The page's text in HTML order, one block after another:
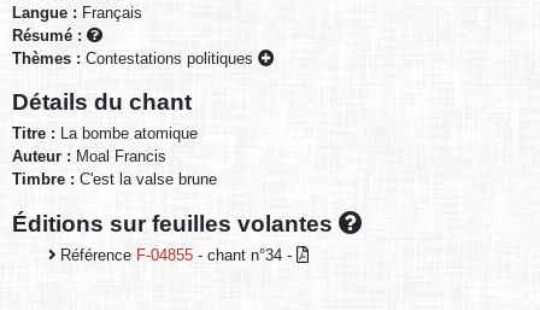
Langue : Français
Résumé :
Thèmes : Contestations politiques
Détails du chant
Titre : La bombe atomique
Auteur : Moal Francis
Timbre : C'est la valse brune
Éditions sur feuilles volantes
Référence F-04855 - chant n°34 -